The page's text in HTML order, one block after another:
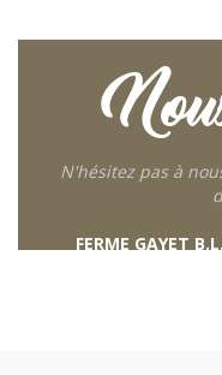
N'hésitez pas à
FERME GAYET